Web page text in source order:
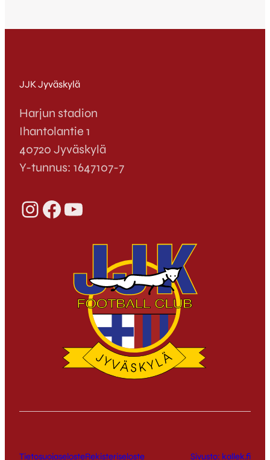
JJK Jyväskylä
Harjun stadion
Ihantolantie 1
40720 Jyväskylä
Y-tunnus: 1647107-7
InstagramFacebook YouTube
TietosuojaselosteRekisteriseloste Sivusto: kallek.fi